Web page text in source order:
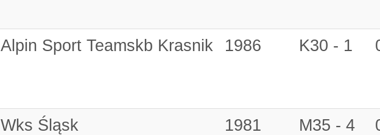
Alpin Sport Teamskb Krasnik 1986 K30 - 1
Wks Śląsk 1981 M35 - 4